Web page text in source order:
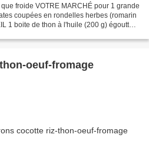
froide VOTRE MARCHÉ pour 1 grande
coupées en rondelles herbes (romarin
1 boite de thon à l'huile (200 g) égoutté 2
oeuf-fromage